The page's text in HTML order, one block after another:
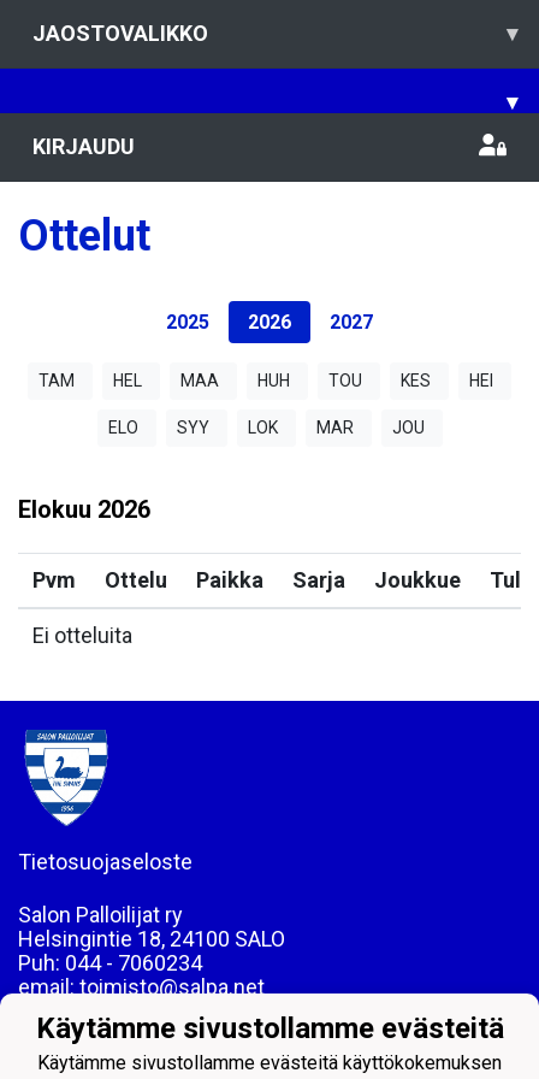
JAOSTOVALIKKO ▾
▾
KIRJAUDU
Ottelut
2025 2026 2027
TAM HEL MAA HUH TOU KES HEI
ELO SYY LOK MAR JOU
Elokuu 2026
Pvm Ottelu Paikka Sarja Joukkue
Ei otteluita
Tietosuojaseloste
Salon Palloilijat ry
Helsingintie 18, 24100 SALO
Puh: 044 - 7060234
email: toimisto@salpa.net
LY 0139538-2
Käytämme sivustollamme evästeitä
Käytämme sivustollamme evästeitä käyttökokemuksen